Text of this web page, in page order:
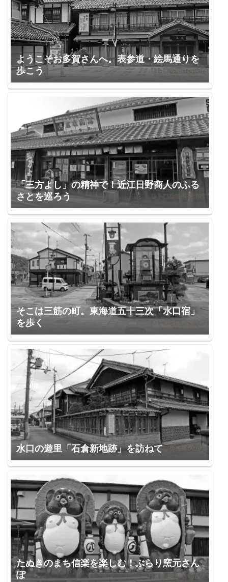
ようこそお多賀さんへ。表参道・絵馬通りを
歩こう
「三方よし」の精神で！近江日野商人のふる
さとを巡ろう
そこは三筋の町。東海道五十三次「水口宿」
を歩く
水口の遊里「石倉新地跡」を訪ねて
たぬきのまち信楽を楽しむ！ぶらり窯元さん
ぽ